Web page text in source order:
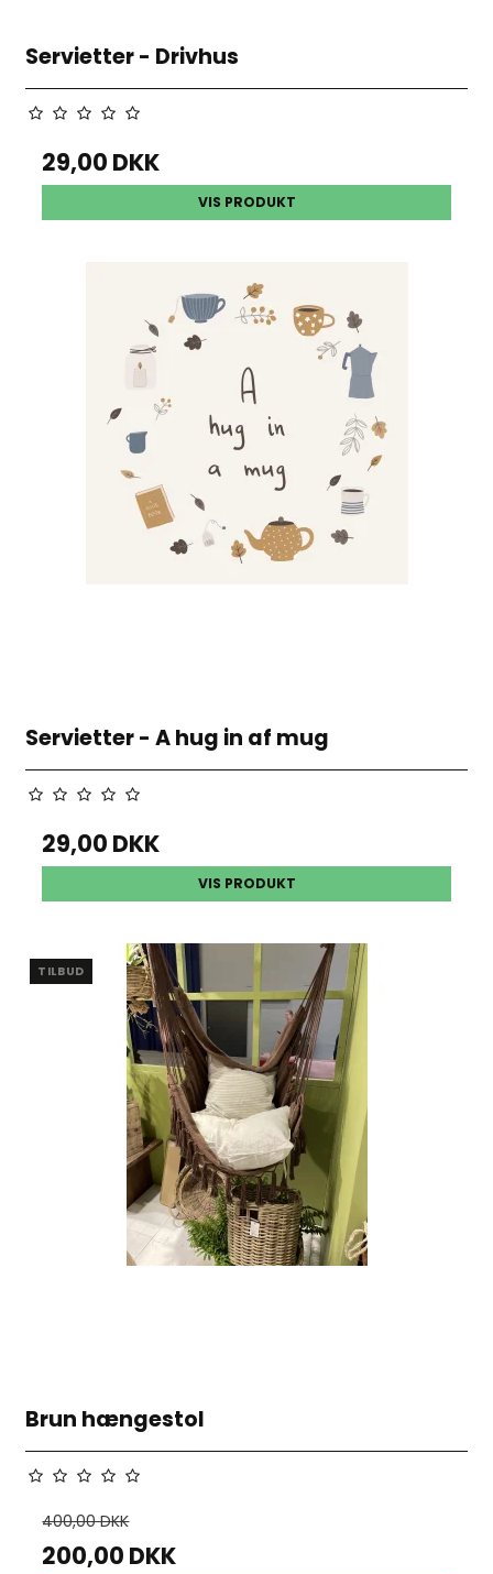
Servietter - Drivhus
29,00 DKK
VIS PRODUKT
Servietter - A hug in af mug
29,00 DKK
VIS PRODUKT
TILBUD
Brun hængestol
400,00 DKK
200,00 DKK